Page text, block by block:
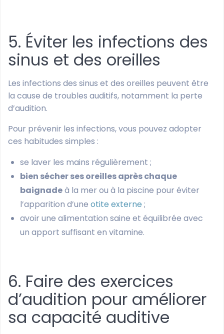
5. Éviter les infections des
sinus et des oreilles
Les infections des sinus et des oreilles peuvent être
la cause de troubles auditifs, notamment la perte
d’audition.
Pour prévenir les infections, vous pouvez adopter
ces habitudes simples :
se laver les mains régulièrement ;
bien sécher ses oreilles après chaque
baignadeà la mer ou à la piscine pour éviter
l’apparition d’une otite externe ;
avoir une alimentation saine et équilibrée avec
un apport suffisant en vitamine.
6. Faire des exercices
d’audition pour améliorer
sa capacité auditive